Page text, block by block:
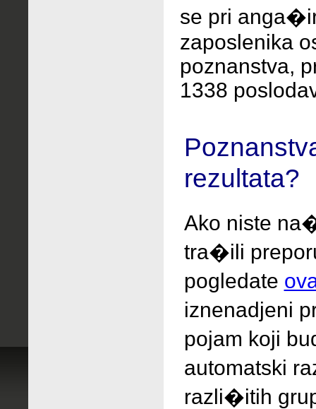
se pri
zaposlenika
poznanstva,
1338
rezultata?
Ako niste
tra�ili
pogledate
iznenadjeni
pojam koji
automatski
razli�itih